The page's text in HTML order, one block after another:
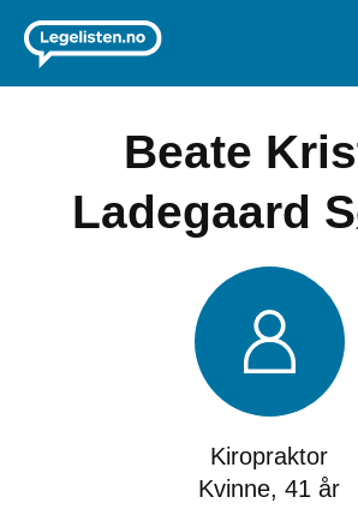
Beate
Ladegaard
Kiropraktor
Kvinne, 41 år